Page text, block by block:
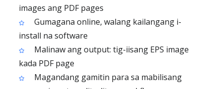
images ang PDF pages
Gumagana online, walang kailangang i-
install na software
Malinaw ang output: tig-iisang EPS image
kada PDF page
Magandang gamitin para sa mabilisang